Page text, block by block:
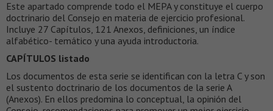
Este apartado comprende todo el MEPA y constituye el cuerpo
doctrinario del Consejo en materia de ejercicio profesional.
Incluye 27 Capítulos, 121 Anexos, definiciones, un índice
alfabético- temático y una ayuda introductoria.
CAPÍTULOS listado
Los documentos de esta serie se identifican con la letra C y son
el sustento doctrinario de los documentos de la serie A
(Anexos). En ellos predomina lo conceptual, la opinión del